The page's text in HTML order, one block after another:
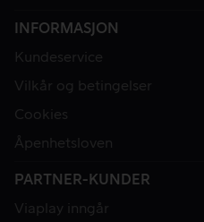
INFORMASJON
Kundeservice
Vilkår og betingelser
Cookies
Åpenhetsloven
PARTNER-KUNDER
Viaplay inngår